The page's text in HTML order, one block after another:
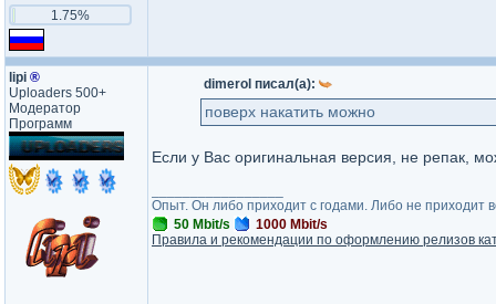
1.75%
lipi ®
Uploaders 500+
Модератор
Программ
dimerol писал(а):
поверх накатить можно
Если у Вас оригинальная версия, не репак,
Опыт. Он либо приходит с годами. Либо не приходит
50 Mbit/s
1000 Mbit/s
Правила и рекомендации по оформлению релизов